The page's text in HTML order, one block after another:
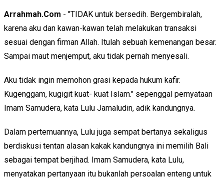
Arrahmah.Com - "TIDAK untuk bersedih. Bergembiralah,
karena aku dan kawan-kawan telah melakukan transaksi
sesuai dengan firman Allah. Itulah sebuah kemenangan besar.
Sampai maut menjemput, aku tidak pernah menyesali.
Aku tidak ingin memohon grasi kepada hukum kafir.
Kugenggam, kugigit kuat- kuat Islam." sepenggal pernyataan
Imam Samudera, kata Lulu Jamaludin, adik kandungnya.
Dalam pertemuannya, Lulu juga sempat bertanya sekaligus
berdiskusi tentan alasan kakak kandungnya ini memilih Bali
sebagai tempat berjihad. Imam Samudera, kata Lulu,
menyatakan pertanyaan itu bukanlah persoalan enteng untuk